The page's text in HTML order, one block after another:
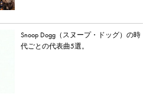
Snoop Dogg（スヌープ・ドッグ）の時
代ごとの代表曲5選。